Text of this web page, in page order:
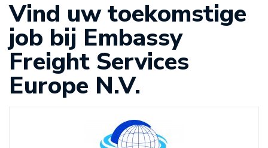
Vind uw toekomstige
job bij Embassy
Freight Services
Europe N.V.